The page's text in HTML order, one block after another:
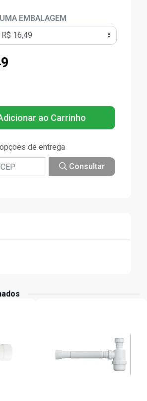
EMBALAGEM
ao Carrinho
de entrega
Consultar